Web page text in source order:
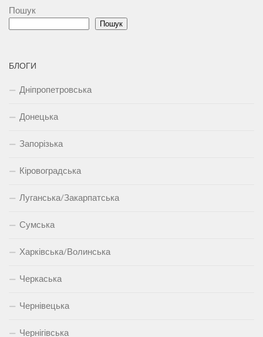
Пошук
Пошук
БЛОГИ
Дніпропетровська
Донецька
Запорізька
Кіровоградська
Луганська/Закарпатська
Сумська
Харківська/Волинська
Черкаська
Чернівецька
Чернігівська